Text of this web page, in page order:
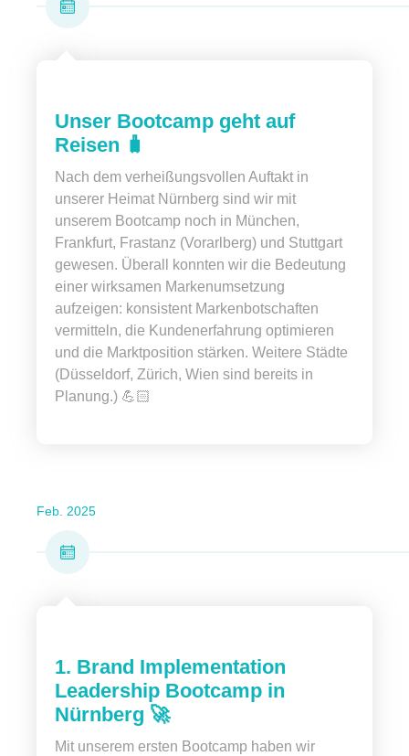
Unser Bootcamp geht auf
Reisen 🧳
Nach dem verheißungsvollen Auftakt in
unserer Heimat Nürnberg sind wir mit
unserem Bootcamp noch in München,
Frankfurt, Frastanz (Vorarlberg) und Stuttgart
gewesen. Überall konnten wir die Bedeutung
einer wirksamen Markenumsetzung
aufzeigen: konsistent Markenbotschaften
vermitteln, die Kundenerfahrung optimieren
und die Marktposition stärken. Weitere Städte
(Düsseldorf, Zürich, Wien sind bereits in
Planung.) 💪🏻
Feb. 2025
1. Brand Implementation
Leadership Bootcamp in
Nürnberg 🚀
Mit unserem ersten Bootcamp haben wir